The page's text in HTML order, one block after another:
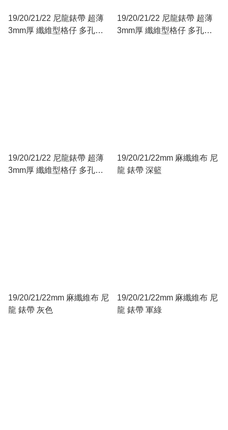
19/20/21/22 尼龍錶帶 超薄
3mm厚 纖維型格仔 多孔
19/20/21/22 尼龍錶帶 超薄
3mm厚 纖維型格仔 多孔
19/20/21/22 尼龍錶帶 超薄
3mm厚 纖維型格仔 多孔
19/20/21/22mm 麻纖維布 尼
龍 錶帶 深籃
19/20/21/22mm 麻纖維布 尼
龍 錶帶 灰色
19/20/21/22mm 麻纖維布 尼
龍 錶帶 軍綠